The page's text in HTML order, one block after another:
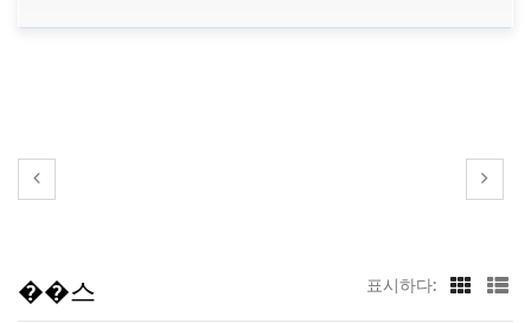
��스 표시하다: